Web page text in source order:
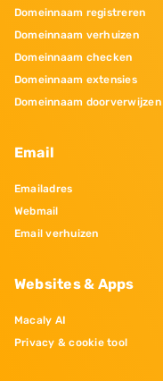
Domeinnaam registreren
Domeinnaam verhuizen
Domeinnaam checken
Domeinnaam extensies
Domeinnaam doorverwijzen
Email
Emailadres
Webmail
Email verhuizen
Websites & Apps
Macaly AI
Privacy & cookie tool